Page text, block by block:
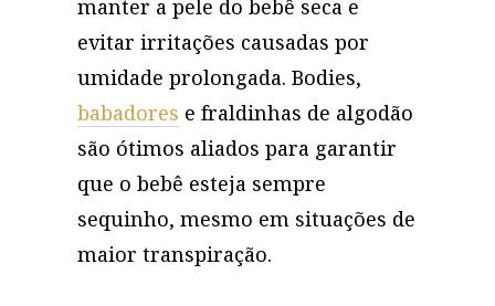
manter a pele do bebê seca e
evitar irritações causadas por
umidade prolongada. Bodies,
babadores e fraldinhas de algodão
são ótimos aliados para garantir
que o bebê esteja sempre
sequinho, mesmo em situações de
maior transpiração.